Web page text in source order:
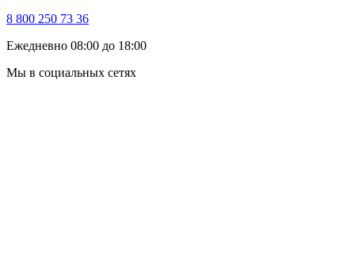
8 800 250 73 36
Ежедневно 08:00 до 18:00
Мы в социальных сетях